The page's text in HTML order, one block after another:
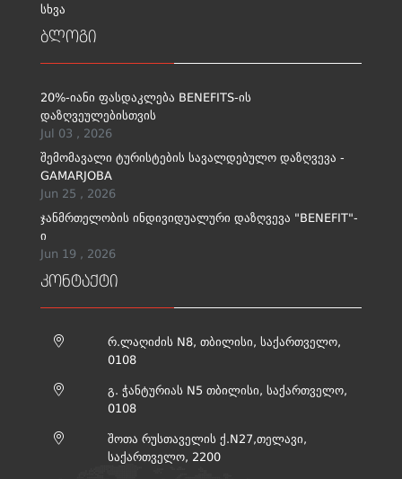
სხვა
ბლოგი
20%-იანი ფასდაკლება BENEFITS-ის
დაზღვეულებისთვის
Jul 03 , 2026
შემომავალი ტურისტების სავალდებულო დაზღვევა -
GAMARJOBA
Jun 25 , 2026
ჯანმრთელობის ინდივიდუალური დაზღვევა "BENEFIT"-
ი
Jun 19 , 2026
კონტაქტი
რ.ლაღიძის N8, თბილისი, საქართველო,
0108
გ. ჭანტურიას N5 თბილისი, საქართველო,
0108
შოთა რუსთაველის ქ.N27,თელავი,
საქართველო, 2200